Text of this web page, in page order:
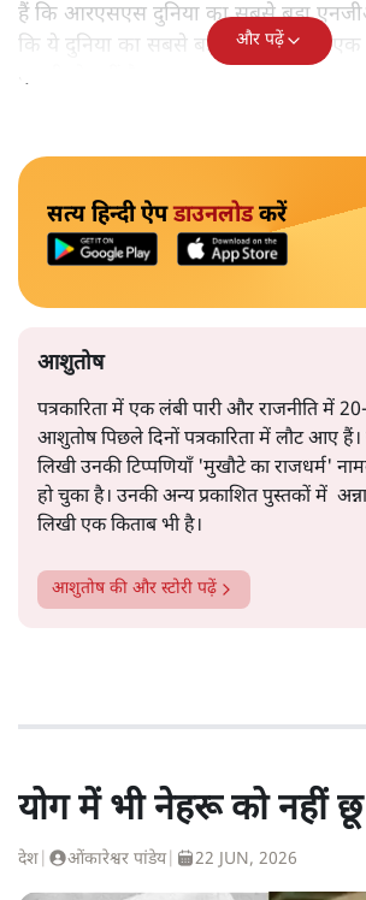
हैं कि आरएसएस दुनिया का सबसे बड़ा
कि ये दुनिया का सबसे बड़ा झूठ है कि वो
एनजीओ नहीं है।
और पढ़ें
सत्य हिन्दी ऐपडाउनलोडकरें
आशुतोष
पत्रकारिता में एक लंबी पारी और राजनीति में
आशुतोष पिछले दिनों पत्रकारिता में लौट आए हैं।
लिखी उनकी टिप्पणियाँ 'मुखौटे का राजधर्म'
हो चुका है। उनकी अन्य प्रकाशित पुस्तकों में
लिखी एक किताब भी है।
आशुतोषकी और स्टोरी पढ़ें
योग में भी नेहरू को नहीं छू
देश ओंकारेश्वर पांडेय| 22 JUN, 2026